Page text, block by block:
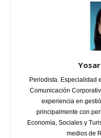
Periodista. Especialidad
Comunicación
experiencia en
principalmente con
Economía, Sociales y
medios de